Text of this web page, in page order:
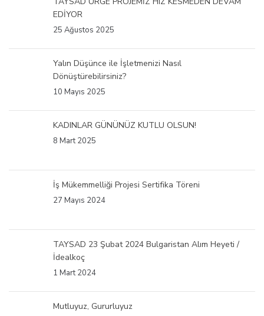
EDİYOR
25 Ağustos 2025
Yalın Düşünce ile İşletmenizi Nasıl
Dönüştürebilirsiniz?
10 Mayıs 2025
KADINLAR GÜNÜNÜZ KUTLU OLSUN!
8 Mart 2025
İş Mükemmelliği Projesi Sertifika Töreni
27 Mayıs 2024
TAYSAD 23 Şubat 2024 Bulgaristan Alım Heyeti /
İdealkoç
1 Mart 2024
Mutluyuz, Gururluyuz